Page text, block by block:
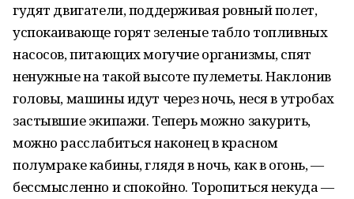
гудят двигатели, поддерживая ровный полет,
успокаивающе горят зеленые табло топливных
насосов, питающих могучие организмы, спят
ненужные на такой высоте пулеметы. Наклонив
головы, машины идут через ночь, неся в утробах
застывшие экипажи. Теперь можно закурить,
можно расслабиться наконец в красном
полумраке кабины, глядя в ночь, как в огонь, —
бессмысленно и спокойно. Торопиться некуда —